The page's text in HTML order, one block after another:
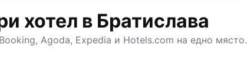
хотел в Братислава
Agoda, Expedia и Hotels.com на едно място.